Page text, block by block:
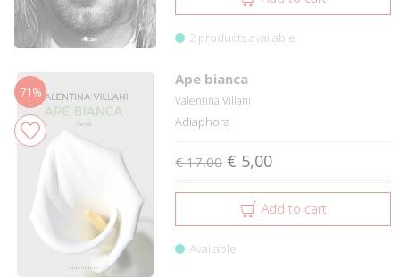
2 products available
71%
Ape bianca
Valentina Villani
Adiaphora
€ 17,00 € 5,00
Add to cart
Available